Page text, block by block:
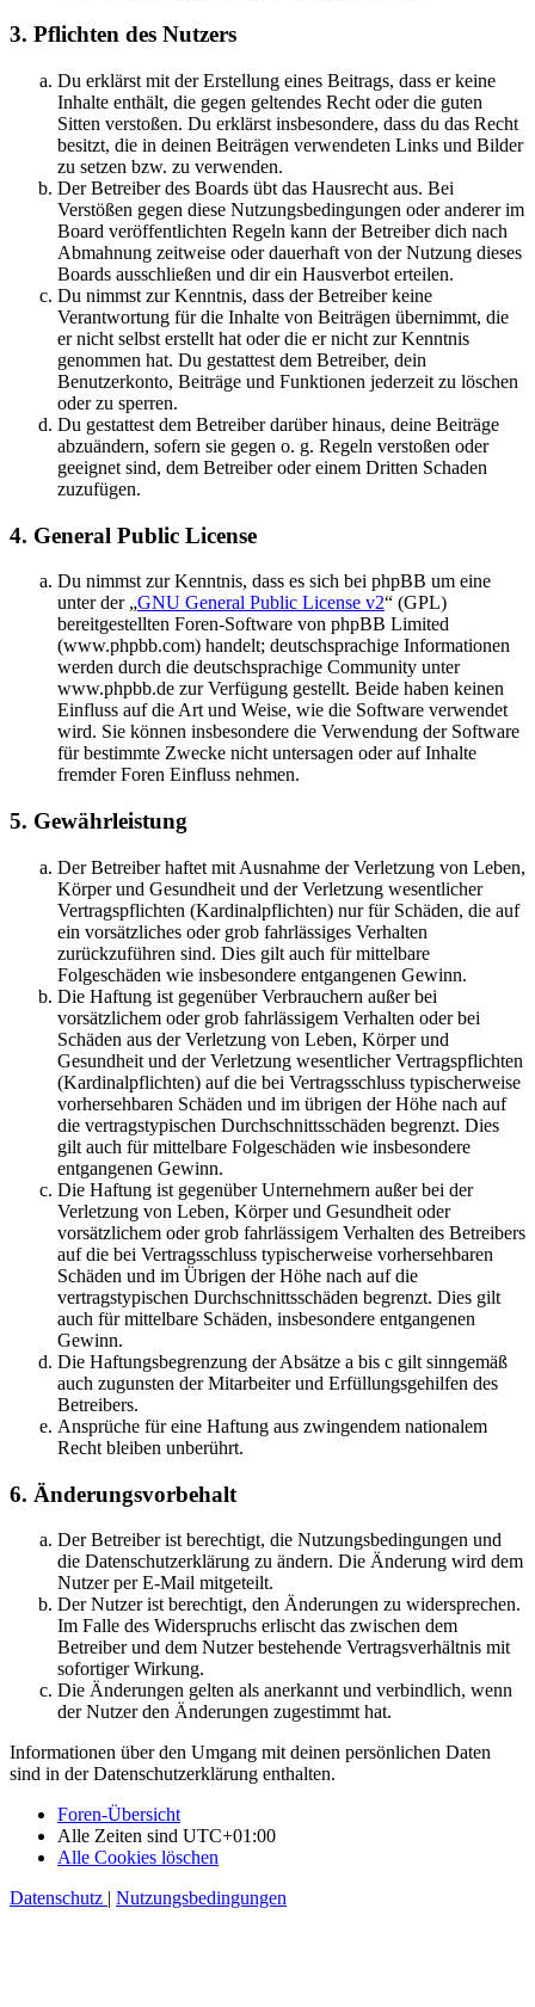
3. Pflichten des Nutzers
Du erklärst mit der Erstellung eines Beitrags, dass er keine
Inhalte enthält, die gegen geltendes Recht oder die guten
Sitten verstoßen. Du erklärst insbesondere, dass du das Recht
besitzt, die in deinen Beiträgen verwendeten Links und Bilder
zu setzen bzw. zu verwenden.
Der Betreiber des Boards übt das Hausrecht aus. Bei
Verstößen gegen diese Nutzungsbedingungen oder anderer im
Board veröffentlichten Regeln kann der Betreiber dich nach
Abmahnung zeitweise oder dauerhaft von der Nutzung dieses
Boards ausschließen und dir ein Hausverbot erteilen.
Du nimmst zur Kenntnis, dass der Betreiber keine
Verantwortung für die Inhalte von Beiträgen übernimmt, die
er nicht selbst erstellt hat oder die er nicht zur Kenntnis
genommen hat. Du gestattest dem Betreiber, dein
Benutzerkonto, Beiträge und Funktionen jederzeit zu löschen
oder zu sperren.
Du gestattest dem Betreiber darüber hinaus, deine Beiträge
abzuändern, sofern sie gegen o. g. Regeln verstoßen oder
geeignet sind, dem Betreiber oder einem Dritten Schaden
zuzufügen.
4. General Public License
Du nimmst zur Kenntnis, dass es sich bei phpBB um eine
unter der „GNU General Public License v2“ (GPL)
bereitgestellten Foren-Software von phpBB Limited
(www.phpbb.com) handelt; deutschsprachige Informationen
werden durch die deutschsprachige Community unter
www.phpbb.de zur Verfügung gestellt. Beide haben keinen
Einfluss auf die Art und Weise, wie die Software verwendet
wird. Sie können insbesondere die Verwendung der Software
für bestimmte Zwecke nicht untersagen oder auf Inhalte
fremder Foren Einfluss nehmen.
5. Gewährleistung
Der Betreiber haftet mit Ausnahme der Verletzung von Leben,
Körper und Gesundheit und der Verletzung wesentlicher
Vertragspflichten (Kardinalpflichten) nur für Schäden, die auf
ein vorsätzliches oder grob fahrlässiges Verhalten
zurückzuführen sind. Dies gilt auch für mittelbare
Folgeschäden wie insbesondere entgangenen Gewinn.
Die Haftung ist gegenüber Verbrauchern außer bei
vorsätzlichem oder grob fahrlässigem Verhalten oder bei
Schäden aus der Verletzung von Leben, Körper und
Gesundheit und der Verletzung wesentlicher Vertragspflichten
(Kardinalpflichten) auf die bei Vertragsschluss typischerweise
vorhersehbaren Schäden und im übrigen der Höhe nach auf
die vertragstypischen Durchschnittsschäden begrenzt. Dies
gilt auch für mittelbare Folgeschäden wie insbesondere
entgangenen Gewinn.
Die Haftung ist gegenüber Unternehmern außer bei der
Verletzung von Leben, Körper und Gesundheit oder
vorsätzlichem oder grob fahrlässigem Verhalten des Betreibers
auf die bei Vertragsschluss typischerweise vorhersehbaren
Schäden und im Übrigen der Höhe nach auf die
vertragstypischen Durchschnittsschäden begrenzt. Dies gilt
auch für mittelbare Schäden, insbesondere entgangenen
Gewinn.
Die Haftungsbegrenzung der Absätze a bis c gilt sinngemäß
auch zugunsten der Mitarbeiter und Erfüllungsgehilfen des
Betreibers.
Ansprüche für eine Haftung aus zwingendem nationalem
Recht bleiben unberührt.
6. Änderungsvorbehalt
Der Betreiber ist berechtigt, die Nutzungsbedingungen und
die Datenschutzerklärung zu ändern. Die Änderung wird dem
Nutzer per E-Mail mitgeteilt.
Der Nutzer ist berechtigt, den Änderungen zu widersprechen.
Im Falle des Widerspruchs erlischt das zwischen dem
Betreiber und dem Nutzer bestehende Vertragsverhältnis mit
sofortiger Wirkung.
Die Änderungen gelten als anerkannt und verbindlich, wenn
der Nutzer den Änderungen zugestimmt hat.
Informationen über den Umgang mit deinen persönlichen Daten
sind in der Datenschutzerklärung enthalten.
Foren-Übersicht
Alle Zeiten sind UTC+01:00
Alle Cookies löschen
Datenschutz | Nutzungsbedingungen